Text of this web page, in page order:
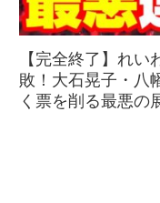
【完全終了】れ
敗！大石晃子・八
く票を削る最悪の